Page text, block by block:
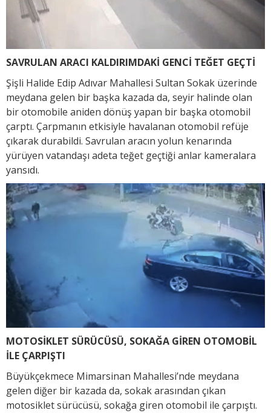
SAVRULAN ARACI KALDIRIMDAKİ GENCİ TEĞET GEÇTİ
Şişli Halide Edip Adıvar Mahallesi Sultan Sokak üzerinde
meydana gelen bir başka kazada da, seyir halinde olan
bir otomobile aniden dönüş yapan bir başka otomobil
çarptı. Çarpmanın etkisiyle havalanan otomobil refüje
çıkarak durabildi. Savrulan aracın yolun kenarında
yürüyen vatandaşı adeta teğet geçtiği anlar kameralara
yansıdı.
MOTOSİKLET SÜRÜCÜSÜ, SOKAĞA GİREN OTOMOBİL
İLE ÇARPIŞTI
Büyükçekmece Mimarsinan Mahallesi’nde meydana
gelen diğer bir kazada da, sokak arasından çıkan
motosiklet sürücüsü, sokağa giren otomobil ile çarpıştı.